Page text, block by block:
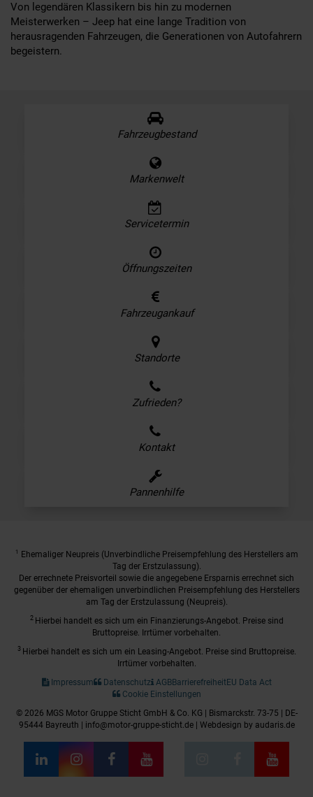
Von legendären Klassikern bis hin zu modernen
Meisterwerken – Jeep hat eine lange Tradition von
herausragenden Fahrzeugen, die Generationen von Autofahrern
begeistern.
Fahrzeugbestand
Markenwelt
Servicetermin
Öffnungszeiten
Fahrzeugankauf
Standorte
Zufrieden?
Kontakt
Pannenhilfe
1
Ehemaliger Neupreis (Unverbindliche Preisempfehlung des Herstellers am
Tag der Erstzulassung).
Der errechnete Preisvorteil sowie die angegebene Ersparnis errechnet sich
gegenüber der ehemaligen unverbindlichen Preisempfehlung des Herstellers
am Tag der Erstzulassung (Neupreis).
2 Hierbei handelt es sich um ein Finanzierungs-Angebot. Preise sind
Bruttopreise. Irrtümer vorbehalten.
3 Hierbei handelt es sich um ein Leasing-Angebot. Preise sind Bruttopreise.
Irrtümer vorbehalten.
Impressum
Datenschutz AGBBarrierefreiheitEU Data Act
Cookie Einstellungen
© 2026 MGS Motor Gruppe Sticht GmbH & Co. KG | Bismarckstr. 73-75 | DE-
95444 Bayreuth | info@motor-gruppe-sticht.de | Webdesign by audaris.de